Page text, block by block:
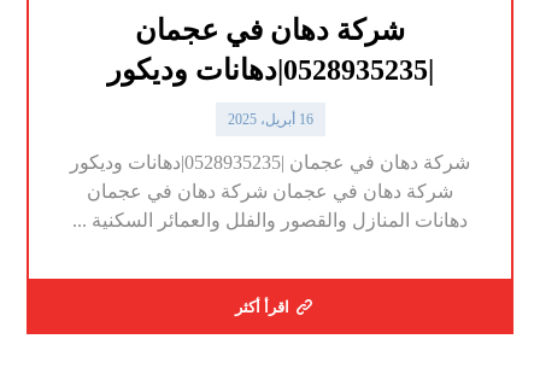
شركة دهان في عجمان
|0528935235|دهانات وديكور
16 أبريل، 2025
شركة دهان في عجمان |0528935235|دهانات وديكور
شركة دهان في عجمان شركة دهان في عجمان
دهانات المنازل والقصور والفلل والعمائر السكنية ...
اقرأ أكثر